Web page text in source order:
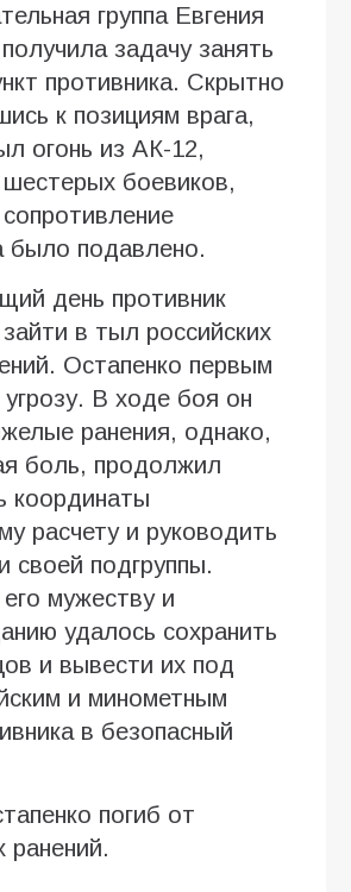
группа Евгения
задачу занять
противника. Скрытно
к позициям врага,
огонь из АК-12,
боевиков,
было подавлено.
день противник
в тыл российских
Остапенко первым
В ходе боя он
ранения, однако,
боль, продолжил
координаты
расчету и руководить
своей подгруппы.
мужеству и
удалось сохранить
и вывести их под
и минометным
в безопасный
погиб от
ранений.